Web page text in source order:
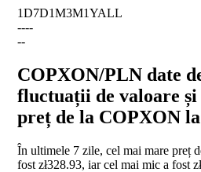
1D7D1M3M1YALL
----
--
COPXON/PLN date
fluctuații de valoare
preț de la COPXON
În ultimele 7 zile, cel mai mare preț
fost zł328.93, iar cel mai mic a fost